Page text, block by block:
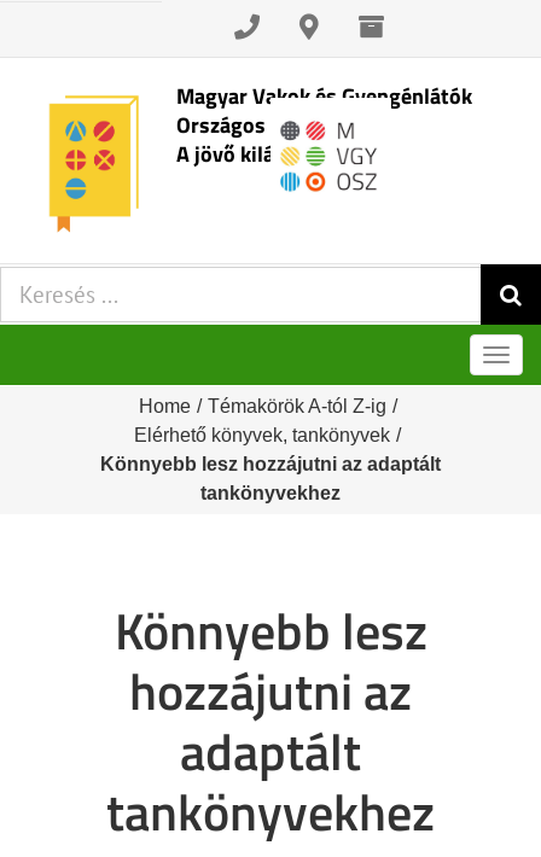
Skip
content
Magyar Vakok és Gyengénlátók
Országos Szövetsége
A jövő kilátásai
Keresés:
Home / Témakörök A-tól Z-ig /
Elérhető könyvek, tankönyvek /
Könnyebb lesz hozzájutni az adaptált
tankönyvekhez
Könnyebb lesz
hozzájutni az
adaptált
tankönyvekhez